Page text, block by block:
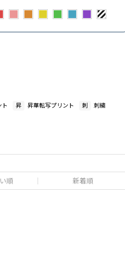
昇 昇華転写プリント 刺 刺繍
順 新着順